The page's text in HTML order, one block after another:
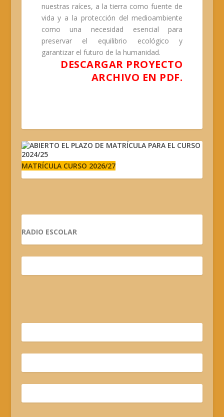
nuestras raíces, a la tierra como fuente de
vida y a la protección del medioambiente
como una necesidad esencial para
preservar el equilibrio ecológico y
garantizar el futuro de la humanidad.
DESCARGAR PROYECTO
ARCHIVO EN PDF.
MATRÍCULA CURSO 2026/27
RADIO ESCOLAR